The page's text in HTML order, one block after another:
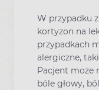
W przypadku
kortyzon na
przypadkach
alergiczne,
Pacjent może
bóle głowy,